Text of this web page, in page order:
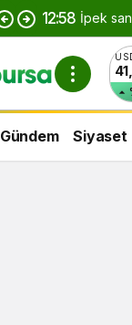
12:58 İpek
Gündem Siyaset